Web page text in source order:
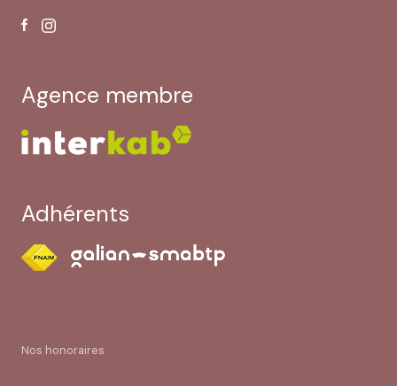
agence membre
Adhérents
Nos honoraires